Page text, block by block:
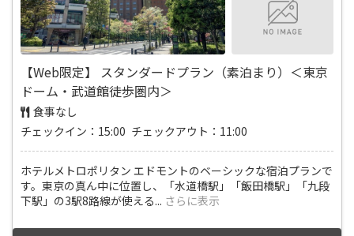
【Web限定】 スタンダードプラン（素泊まり）＜東京
ドーム・武道館徒歩圏内＞
食事なし
チェックイン：15:00 チェックアウト：11:00
ホテルメトロポリタン エドモントのベーシックな宿泊プランで
す。東京の真ん中に位置し、「水道橋駅」「飯田橋駅」「九段
下駅」の3駅8路線が使える... さらに表示